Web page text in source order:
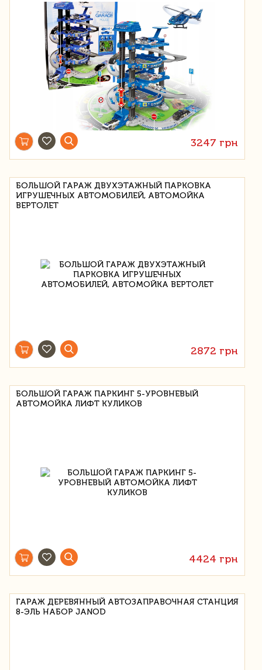
3247 грн
БОЛЬШОЙ ГАРАЖ ДВУХЭТАЖНЫЙ ПАРКОВКА
ИГРУШЕЧНЫХ АВТОМОБИЛЕЙ, АВТОМОЙКА
ВЕРТОЛЕТ
2872 грн
БОЛЬШОЙ ГАРАЖ ПАРКИНГ 5-УРОВНЕВЫЙ
АВТОМОЙКА ЛИФТ КУЛИКОВ
4424 грн
ГАРАЖ ДЕРЕВЯННЫЙ АВТОЗАПРАВОЧНАЯ СТАНЦИЯ
8-ЭЛЬ НАБОР JANOD